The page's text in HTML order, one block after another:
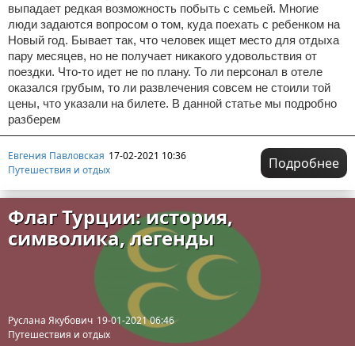
выпадает редкая возможность побыть с семьей. Многие
люди задаются вопросом о том, куда поехать с ребенком на
Новый год. Бывает так, что человек ищет место для отдыха
пару месяцев, но не получает никакого удовольствия от
поездки. Что-то идет не по плану. То ли персонал в отеле
оказался грубым, то ли развлечения совсем не стоили той
цены, что указали на билете. В данной статье мы подробно
разберем
Евгения Павловская 17-02-2021 10:36
Путешествия и отдых
Подробнее
Флаг Турции: история,
символика, легенды
Руслана Якубович 19-01-2021 06:46
Путешествия и отдых